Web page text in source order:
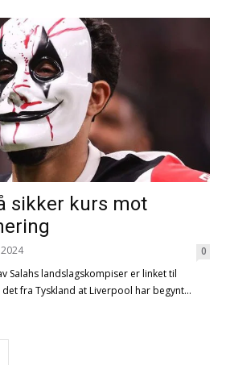
sikker kurs mot
0
Salahs landslagskompiser er linket til
fra Tyskland at Liverpool har begynt...